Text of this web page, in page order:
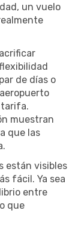
un vuelo
de días o
tarifa.
muestran
que las
están visibles
fácil. Ya sea
entre
que